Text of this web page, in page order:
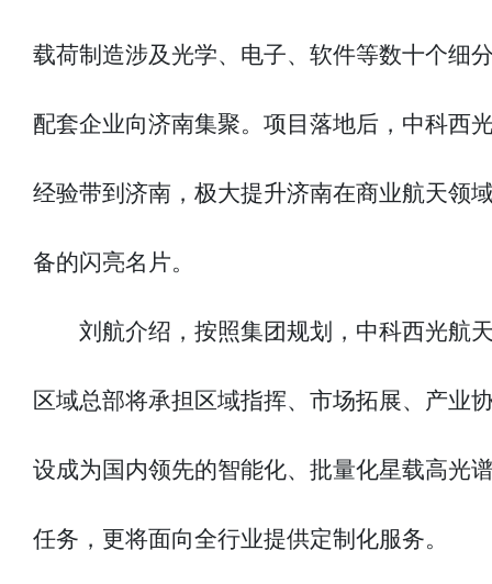
载荷制造涉及光学、电子、软件等数十个细
配套企业向济南集聚。项目落地后，中科西
经验带到济南，极大提升济南在商业航天领
备的闪亮名片。
刘航介绍，按照集团规划，中科西光航
区域总部将承担区域指挥、市场拓展、产业
设成为国内领先的智能化、批量化星载高光
任务，更将面向全行业提供定制化服务。